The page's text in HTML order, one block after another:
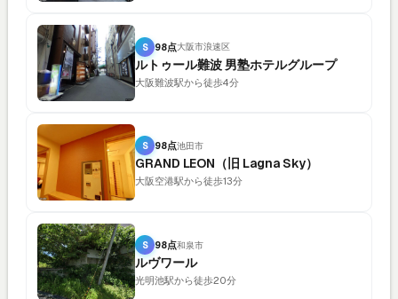
S 98点大阪市浪速区
ルトゥール難波 男塾ホテルグループ
大阪難波駅から徒歩4分
S 98点池田市
GRAND LEON（旧 Lagna Sky）
大阪空港駅から徒歩13分
S 98点和泉市
ルヴワール
光明池駅から徒歩20分